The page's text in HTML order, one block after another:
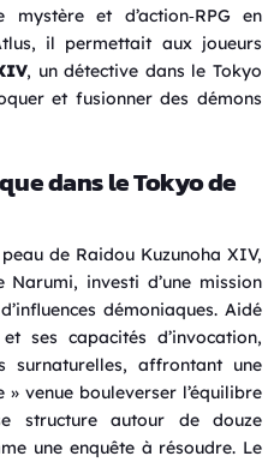
et d’action‑RPG en
il permettait aux joueurs
, un détective dans le Tokyo
et fusionner des démons
dans le Tokyo de
de Raidou Kuzunoha XIV,
Narumi, investi d’une mission
démoniaques. Aidé
ses capacités d’invocation,
surnaturelles, affrontant une
venue bouleverser l’équilibre
structure autour de douze
une enquête à résoudre. Le